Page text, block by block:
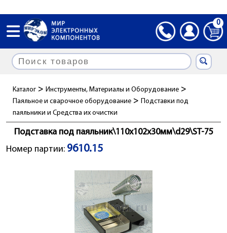
0
Каталог > Инструменты, Материалы и Оборудование >
Паяльное и сварочное оборудование > Подставки под
паяльники и Cредства их очистки
Подставка под паяльник\110x102x30мм\d29\ST-75
Номер партии: 9610.15